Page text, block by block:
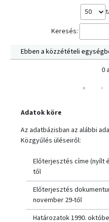
Keresés:
Ebben a közzétételi
0
«
‹
Adatok köre
Az adatbázisban az alábbi
Közgyűlés üléseiről:
Előterjesztés címe (nyílt
től
Előterjesztés
november 29-től
Határozatok 1990.